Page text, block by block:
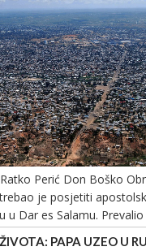
Perić Don Boško
je posjetiti
u Dar es Salamu.
PAPA UZEO U